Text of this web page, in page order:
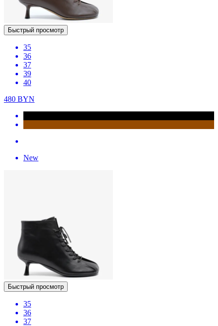
Быстрый просмотр
35
36
37
39
40
480 BYN
New
Быстрый просмотр
35
36
37